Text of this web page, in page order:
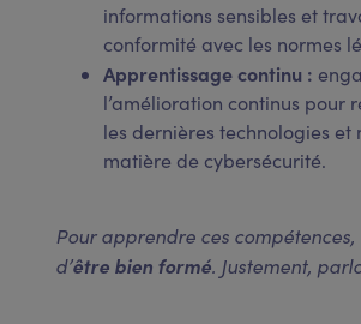
informations sensibles et
conformité avec les normes
Apprentissage continu :
l’amélioration continus pour
les dernières technologies et
matière de cybersécurité.
Pour apprendre ces
d’être bien formé. Justement,